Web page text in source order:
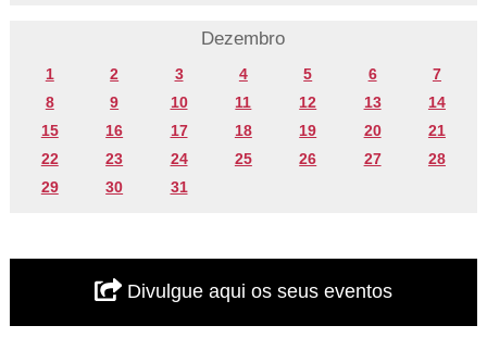
Dezembro
1 2 3 4 5 6
7
8
9 10 11 12 13
14
15
16 17 18 19 20
21
22
23 24 25 26 27
28
29
30 31
Divulgue aqui os seus eventos